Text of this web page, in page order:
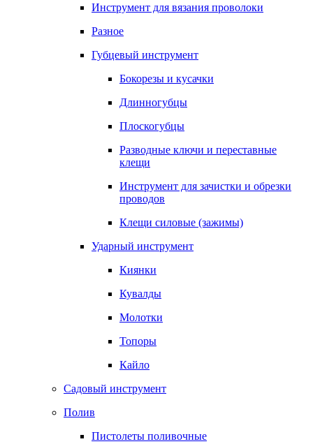
Инструмент для вязания проволоки
Разное
Губцевый инструмент
Бокорезы и кусачки
Длинногубцы
Плоскогубцы
Разводные ключи и переставные
клещи
Инструмент для зачистки и обрезки
проводов
Клещи силовые (зажимы)
Ударный инструмент
Киянки
Кувалды
Молотки
Топоры
Кайло
Садовый инструмент
Полив
Пистолеты поливочные